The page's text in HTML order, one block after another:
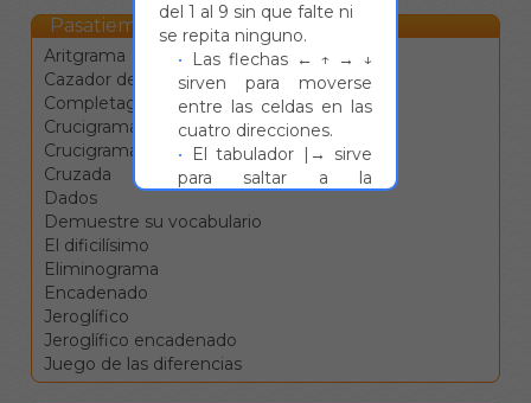
Pasatiempos Online
Aritgrama
Cazador de estrellas
Completagrama
Crucigrama
Crucigrama blanco
Cruzada
Dados
Demuestre su vocabulario
El dificilísimo
Eliminograma
Encadenado
Jeroglífico
Jeroglífico encadenado
Juego de las diferencias
del 1 al 9 sin que falte ni
se repita ninguno.
Las flechas ← ↑ → ↓
sirven para moverse
entre las celdas en las
cuatro direcciones.
El tabulador |→ sirve
para saltar a la
La barra de espacio
casilla y se mueve a la
anterior.